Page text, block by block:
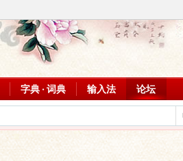
字典 · 词典 输入法 论坛